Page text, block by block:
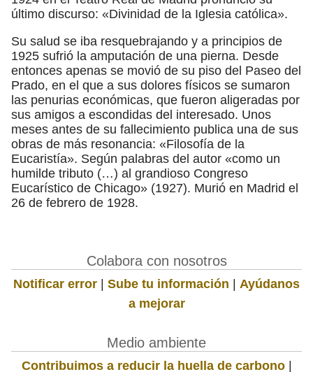
último discurso: «Divinidad de la Iglesia católica».
Su salud se iba resquebrajando y a principios de
1925 sufrió la amputación de una pierna. Desde
entonces apenas se movió de su piso del Paseo del
Prado, en el que a sus dolores físicos se sumaron
las penurias económicas, que fueron aligeradas por
sus amigos a escondidas del interesado. Unos
meses antes de su fallecimiento publica una de sus
obras de más resonancia: «Filosofía de la
Eucaristía». Según palabras del autor «como un
humilde tributo (…) al grandioso Congreso
Eucarístico de Chicago» (1927). Murió en Madrid el
26 de febrero de 1928.
Colabora con nosotros
Notificar error | Sube tu información | Ayúdanos
a mejorar
Medio ambiente
Contribuimos a reducir la huella de carbono|